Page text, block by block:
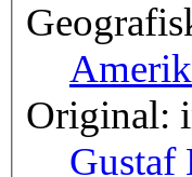
Original:
Gustaf